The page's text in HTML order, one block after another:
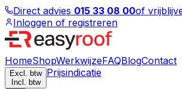
Direct advies 015 33 08 00of
Inloggen of registreren
HomeShopWerkwijzeFAQBlogContact
Excl. btw
Incl. btw
Prijsindicatie